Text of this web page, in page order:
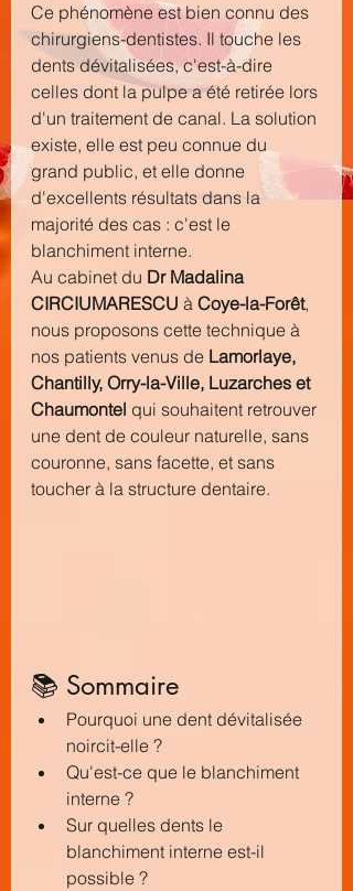
Ce phénomène est bien connu des
chirurgiens-dentistes. Il touche les
dents dévitalisées, c'est-à-dire
celles dont la pulpe a été retirée lors
d'un traitement de canal. La solution
existe, elle est peu connue du
grand public, et elle donne
d'excellents résultats dans la
majorité des cas : c'est le
blanchiment interne.
Au cabinet du Dr Madalina
CIRCIUMARESCU à Coye-la-Forêt,
nous proposons cette technique à
nos patients venus de Lamorlaye,
Chantilly, Orry-la-Ville, Luzarches et
Chaumontel qui souhaitent retrouver
une dent de couleur naturelle, sans
couronne, sans facette, et sans
toucher à la structure dentaire.
📚 Sommaire
Pourquoi une dent dévitalisée
noircit-elle ?
Qu'est-ce que le blanchiment
interne ?
Sur quelles dents le
blanchiment interne est-il
possible ?